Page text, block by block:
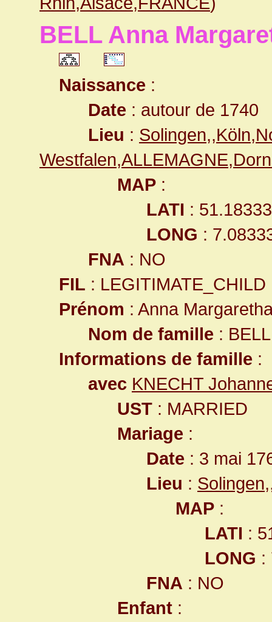
BELL Anna
Naissance :
Date : autour de 1740
Lieu :
MAP :
LATI :
LONG :
FNA : NO
FIL : LEGITIMATE_CHILD
Prénom : Anna
Nom de famille : BELL
Informations de famille :
avec KNECHT
UST : MARRIED
Mariage :
Date : 3 mai
Lieu :
MAP :
LATI :
LONG :
FNA : NO
Enfant :